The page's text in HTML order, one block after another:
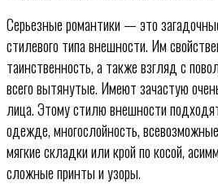
Серьезные романтики — это
стилевого типа внешности. Им
таинственность, а также взгляд с
всего вытянутые. Имеют зачастую
лица. Этому стилю внешности
одежде, многослойность,
мягкие складки или крой по косой,
сложные принты и узоры.